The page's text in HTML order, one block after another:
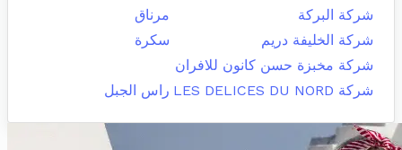
شركة البركة
مرناق
شركة الخليفة دريم
سكرة
شركة مخبزة حسن كانون للافران
شركة LES DELICES DU NORD
راس الجبل